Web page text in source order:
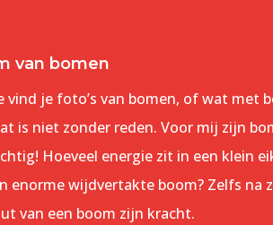
van bomen
vind je foto’s van bomen, of wat met
is niet zonder reden. Voor mij zijn
Hoeveel energie zit in een klein
enorme wijdvertakte boom? Zelfs na
van een boom zijn kracht.